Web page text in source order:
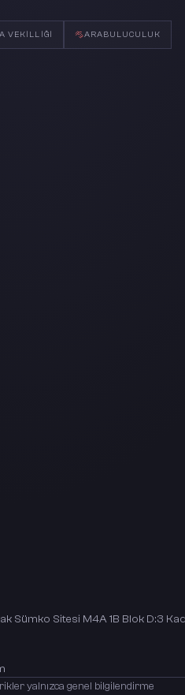
VEKILLIĞI ARABULUCULUK
Sümko Sitesi M4A 1B Blok D:3
yalnızca genel bilgilendirme